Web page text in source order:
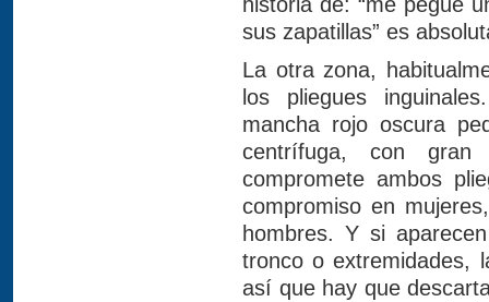
sus zapatillas” es
La otra zona,
los pliegues
mancha rojo oscura
centrífuga, con
compromete ambos
compromiso en
hombres. Y si
tronco o extremidades,
así que hay que